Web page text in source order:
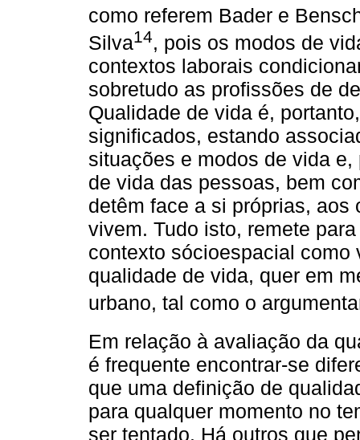
como referem Bader e
Silva14, pois os modos de
contextos laborais
sobretudo as profissões de
Qualidade de vida é,
significados, estando
situações e modos de vida
de vida das pessoas, bem
detêm face a si próprias, aos
vivem. Tudo isto, remete
contexto sócioespacial
qualidade de vida, quer em
urbano, tal como o
Em relação à avaliação da
é frequente encontrar-se
que uma definição de
para qualquer momento no
ser tentado. Há outros que